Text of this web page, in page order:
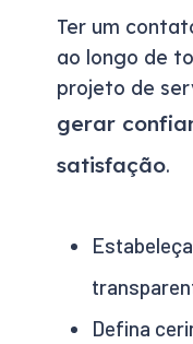
Ter um
ao longo de
projeto de
gerar
satisfação.
Defina